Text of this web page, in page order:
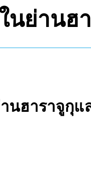
นย่านฮ
นฮาราจูกุแ